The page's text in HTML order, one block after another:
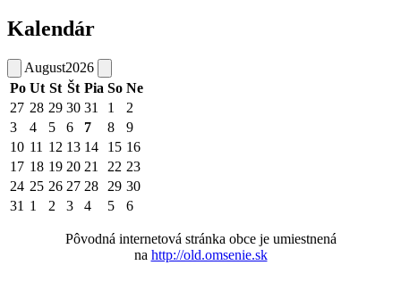
Kalendár
August2026
Po Ut St Št Pia So Ne
27 28 29 30 31 1
2
3
4 5 6 7 8
9
10 11 12 13 14 15 16
17 18 19 20 21 22 23
24 25 26 27 28 29 30
31 1 2 3 4 5 6
Pôvodná internetová stránka obce je umiestnená
na http://old.omsenie.sk